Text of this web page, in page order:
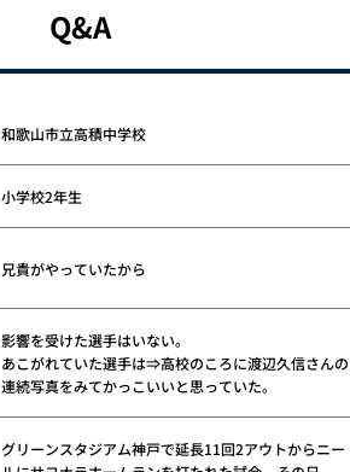
Q&A
和歌山市立高積中学校
小学校2年生
兄貴がやっていたから
影響を受けた選手はいない。
あこがれていた選手は⇒高校のころに渡辺久信さんの
連続写真をみてかっこいいと思っていた。
グリーンスタジアム神戸で延長11回2アウトからニー